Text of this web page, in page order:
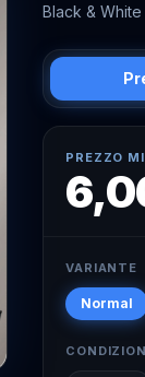
Black & White
PREZZO
VARIANTE
Normal